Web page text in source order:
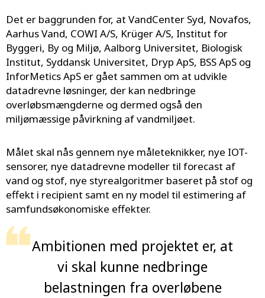
Det er baggrunden for, at VandCenter Syd, Novafos,
Aarhus Vand, COWI A/S, Krüger A/S, Institut for
Byggeri, By og Miljø, Aalborg Universitet, Biologisk
Institut, Syddansk Universitet, Dryp ApS, BSS ApS og
InforMetics ApS er gået sammen om at udvikle
datadrevne løsninger, der kan nedbringe
overløbsmængderne og dermed også den
miljømæssige påvirkning af vandmiljøet.
Målet skal nås gennem nye måleteknikker, nye IOT-
sensorer, nye datadrevne modeller til forecast af
vand og stof, nye styrealgoritmer baseret på stof og
effekt i recipient samt en ny model til estimering af
samfundsøkonomiske effekter.
Ambitionen med projektet er, at
vi skal kunne nedbringe
belastningen fra overløbene